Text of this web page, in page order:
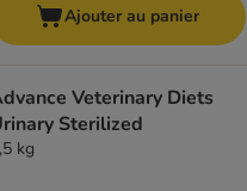
Ajouter au panier
Veterinary Diets
Sterilized
kg